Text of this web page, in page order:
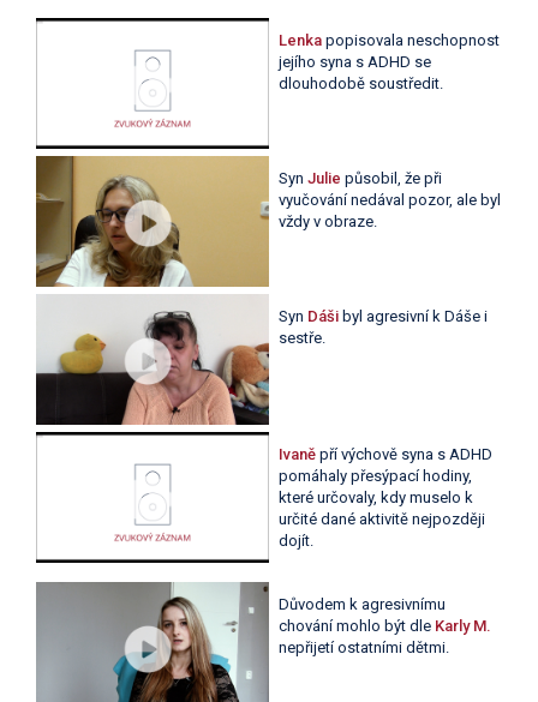
Lenka popisovala neschopnost
jejího syna s ADHD se
dlouhodobě soustředit.
Syn Julie působil, že při
vyučování nedával pozor, ale byl
vždy v obraze.
Syn Dášibyl agresivní k Dáše i
sestře.
Ivaně pří výchově syna s ADHD
pomáhaly přesýpací hodiny,
které určovaly, kdy muselo k
určité dané aktivitě nejpozději
dojít.
Důvodem k agresivnímu
chování mohlo být dle Karly M.
nepřijetí ostatními dětmi.